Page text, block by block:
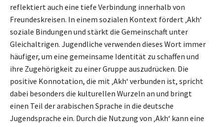
reflektiert auch eine tiefe Verbindung innerhalb von
Freundeskreisen. In einem sozialen Kontext fördert ‚Akh‘
soziale Bindungen und stärkt die Gemeinschaft unter
Gleichaltrigen. Jugendliche verwenden dieses Wort immer
häufiger, um eine gemeinsame Identität zu schaffen und
ihre Zugehörigkeit zu einer Gruppe auszudrücken. Die
positive Konnotation, die mit ‚Akh‘ verbunden ist, spricht
dabei besonders die kulturellen Wurzeln an und bringt
einen Teil der arabischen Sprache in die deutsche
Jugendsprache ein. Durch die Nutzung von ‚Akh‘ kann eine